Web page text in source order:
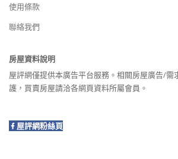
使用條款
聯絡我們
房屋資料說明
屋評網僅提供本廣告平台服務。相關房屋廣告/需
護，買賣房屋請洽各網頁資料所屬會員。
屋評網粉絲頁